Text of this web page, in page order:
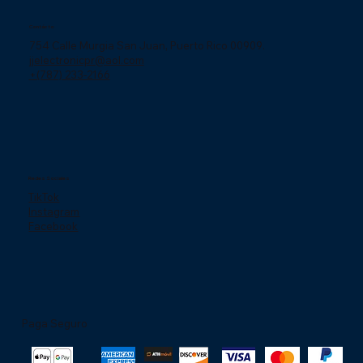
Contácto
754 Calle Murgia San Juan, Puerto Rico 00909.
jjelectronicpr@aol.com
+(787) 233-2166
Redes Sociales
TikTok
Instagram
Facebook
Paga Seguro